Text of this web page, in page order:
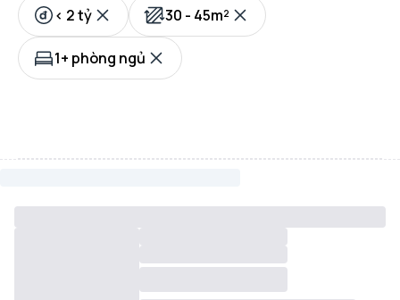
< 2 tỷ 30 - 45m²
1+ phòng ngủ